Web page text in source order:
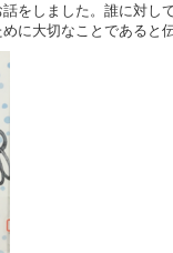
をしました。誰に対し
に大切なことであると